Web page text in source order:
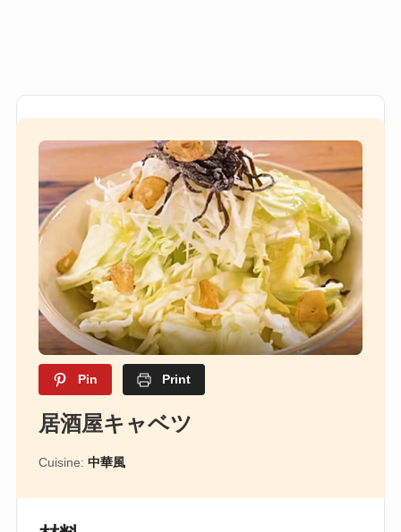
Pin Print
居酒屋キャベツ
Cuisine: 中華風